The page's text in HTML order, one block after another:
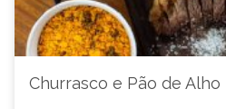
Churrasco e Pão de Alho